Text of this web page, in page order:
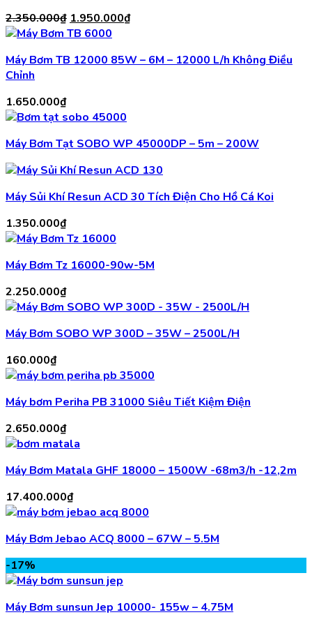
2.350.000₫ Giá
gốc
2.350.000₫.
1.950.000₫Giá
là:
Máy Bơm TB 12000 85W – 6M – 12000 L/h Không Điều
Chỉnh
1.650.000₫
Máy Bơm Tạt SOBO WP 45000DP – 5m – 200W
Máy Sủi Khí Resun ACD 30 Tích Điện Cho Hồ Cá Koi
1.350.000₫
Máy Bơm Tz 16000-90w-5M
2.250.000₫
Máy Bơm SOBO WP 300D – 35W – 2500L/H
160.000₫
Máy bơm Periha PB 31000 Siêu Tiết Kiệm Điện
2.650.000₫
Máy Bơm Matala GHF 18000 – 1500W -68m3/h -12,2m
17.400.000₫
Máy Bơm Jebao ACQ 8000 – 67W – 5.5M
-17%
Máy Bơm sunsun Jep 10000- 155w – 4.75M